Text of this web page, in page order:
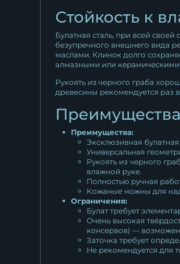
Стойкость к
Булатная сталь, при всей
безупречного внешнего вида
маслами. Клинок долго
алмазными или керамическими
Рукоять из черного граба
древесины рекомендуется раз
Преимущества:
Эксклюзивная
Универсальная
Рукоять из черного
влажной руке.
Полностью ручная
Кожаные ножны для
Ограничения:
Булат требует
Очень высокая
консервов) — возможен
Заточка требует
Не рекомендуется для